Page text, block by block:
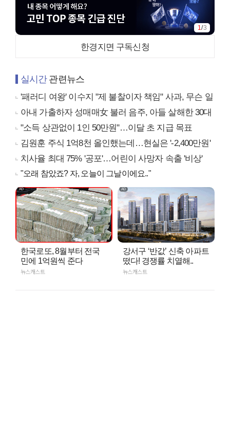
1/3
한경지면 구독신청
실시간관련뉴스
'패러디 여왕' 이수지 "제 불찰이자 책임" 사과, 무슨 일
아내 가출하자 성매매女 불러 음주, 아들 살해한 30대
"소득 상관없이 1인 50만원"…이달 초 지급 목표
김원훈 주식 1억8천 올인했는데…현실은 '-2,400만원'
치사율 최대 75% '공포'…어린이 사망자 속출 '비상'
"오래 참았죠? 자, 오늘이 그날이에요.."
한국로또, 8월부터 전국
민에 1억원씩 준다
뉴스캐스트
강서구 ‘반값’ 신축 아파트
떴다! 경쟁률 치열해..
뉴스캐스트